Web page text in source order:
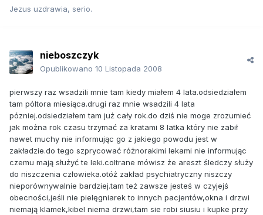
Jezus uzdrawia, serio.
nieboszczyk
Opublikowano 10 Listopada 2008
pierwszy raz wsadzili mnie tam kiedy miałem 4 lata.odsiedziałem
tam póltora miesiąca.drugi raz mnie wsadzili 4 lata
pózniej.odsiedziałem tam już cały rok.do dziś nie moge zrozumieć
jak można rok czasu trzymać za kratami 8 latka który nie zabił
nawet muchy nie informując go z jakiego powodu jest w
zakładzie.do tego szprycować różnorakimi lekami nie informując
czemu mają służyć te leki.coltrane mówisz że areszt śledczy służy
do niszczenia człowieka.otóż zakład psychiatryczny niszczy
nieporównywalnie bardziej.tam też zawsze jesteś w czyjejś
obecności,jeśli nie pielęgniarek to innych pacjentów,okna i drzwi
niemają klamek,kibel niema drzwi,tam sie robi siusiu i kupke przy